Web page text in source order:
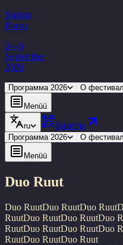
Station
Narva
3—6
September
2026
Программа 2026 О
Menüü
ru Билеты
Программа 2026 О
Menüü
Duo Ruut
Duo RuutDuo RuutDuo Ruut
RuutDuo RuutDuo RuutDuo
RuutDuo RuutDuo RuutDuo
RuutDuo RuutDuo Ruut